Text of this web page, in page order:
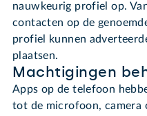
nauwkeurig profiel op.
contacten op de
profiel kunnen
plaatsen.
Machtigingen
Apps op de telefoon
tot de microfoon, camera